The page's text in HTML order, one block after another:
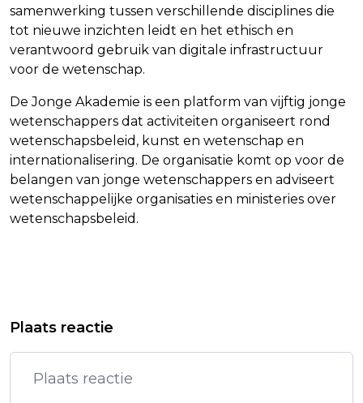
samenwerking tussen verschillende disciplines die
tot nieuwe inzichten leidt en het ethisch en
verantwoord gebruik van digitale infrastructuur
voor de wetenschap.
De Jonge Akademie is een platform van vijftig jonge
wetenschappers dat activiteiten organiseert rond
wetenschapsbeleid, kunst en wetenschap en
internationalisering. De organisatie komt op voor de
belangen van jonge wetenschappers en adviseert
wetenschappelijke organisaties en ministeries over
wetenschapsbeleid.
PREMIERSCHAP KEIR STARMER
OPEC+ DRAAIT OLIEKRAAN VERDER
OPEN DAN VERWACHT
Plaats reactie